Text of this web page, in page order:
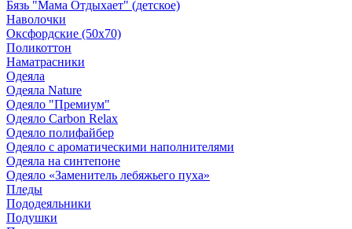
Бязь "Мама Отдыхает" (детское)
Наволочки
Оксфордские (50х70)
Поликоттон
Наматрасники
Одеяла
Одеяла Nature
Одеяло "Премиум"
Одеяло Carbon Relax
Одеяло полифайбер
Одеяло с ароматическими наполнителями
Одеяла на синтепоне
Одеяло «Заменитель лебяжьего пуха»
Пледы
Пододеяльники
Подушки